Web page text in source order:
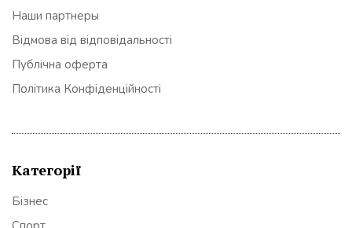
Наши партнеры
Відмова від відповідальності
Публічна оферта
Політика Конфіденційності
Категорії
Бізнес